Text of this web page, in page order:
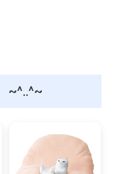
~^..^~